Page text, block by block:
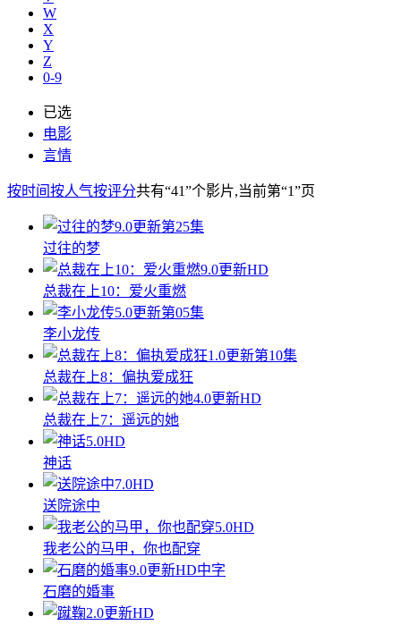
W
X
Y
Z
0-9
已选
电影
言情
按时间按人气按评分共有“41”个影片,当前第“1”页
9.0更新第25集
过往的梦
9.0更新HD
总裁在上10：爱火重燃
5.0更新第05集
李小龙传
1.0更新第10集
总裁在上8：偏执爱成狂
4.0更新HD
总裁在上7：遥远的她
5.0HD
神话
7.0HD
送院途中
5.0HD
我老公的马甲，你也配穿
9.0更新HD中字
石磨的婚事
2.0更新HD